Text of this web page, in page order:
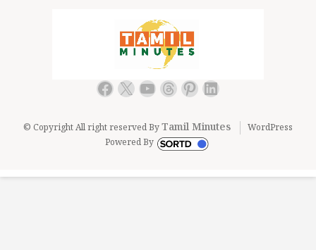
Facebook
X YouTube
Threads
Pinterest
LinkedIn
© Copyright All right reserved ByTamil Minutes
WordPress
Powered By